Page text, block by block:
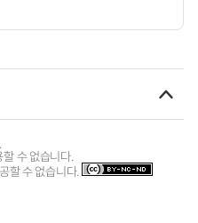
수 없습니다.
할 수 없습니다.